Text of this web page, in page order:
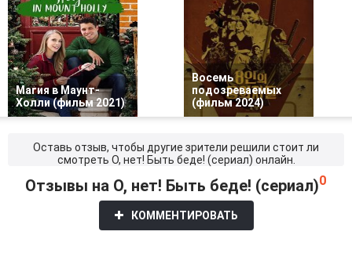
Магия в Маунт-
Холли (фильм 2021)
Восемь
подозреваемых
(фильм 2024)
Оставь отзыв, чтобы другие зрители решили стоит ли
смотреть О, нет! Быть беде! (сериал) онлайн.
Отзывы на О, нет! Быть беде! (сериал)0
КОММЕНТИРОВАТЬ